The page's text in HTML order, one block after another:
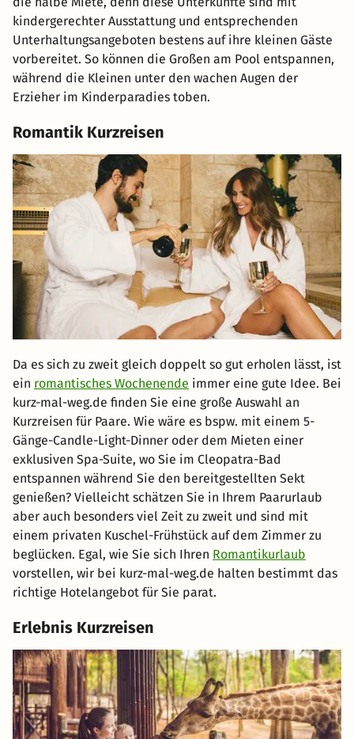
kindergerechter Ausstattung und entsprechenden
Unterhaltungsangeboten bestens auf ihre kleinen Gäste
vorbereitet. So können die Großen am Pool entspannen,
während die Kleinen unter den wachen Augen der
Erzieher im Kinderparadies toben.
Romantik Kurzreisen
Da es sich zu zweit gleich doppelt so gut erholen lässt, ist
ein romantisches Wochenende immer eine gute Idee. Bei
kurz-mal-weg.de finden Sie eine große Auswahl an
Kurzreisen für Paare. Wie wäre es bspw. mit einem 5-
Gänge-Candle-Light-Dinner oder dem Mieten einer
exklusiven Spa-Suite, wo Sie im Cleopatra-Bad
entspannen während Sie den bereitgestellten Sekt
genießen? Vielleicht schätzen Sie in Ihrem Paarurlaub
aber auch besonders viel Zeit zu zweit und sind mit
einem privaten Kuschel-Frühstück auf dem Zimmer zu
beglücken. Egal, wie Sie sich Ihren Romantikurlaub
vorstellen, wir bei kurz-mal-weg.de halten bestimmt das
richtige Hotelangebot für Sie parat.
Erlebnis Kurzreisen